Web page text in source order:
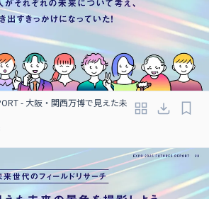
- 大阪・関西万博で見えた未